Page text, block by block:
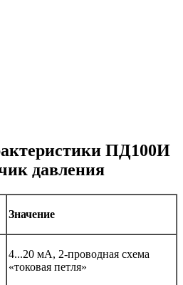
ПД100И
давления
Значение
4...20 мА, 2-проводная схема
«токовая петля»